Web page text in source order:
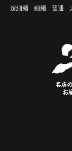
超細麺
細麺 普通